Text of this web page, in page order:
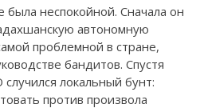
неспокойной. Сначала он
автономную
проблемной в стране,
бандитов. Спустя
локальный бунт:
против произвола